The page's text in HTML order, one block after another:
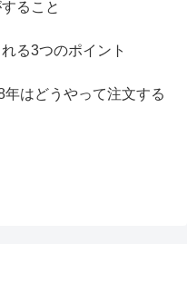
ること
る3つのポイント
はどうやって注文する